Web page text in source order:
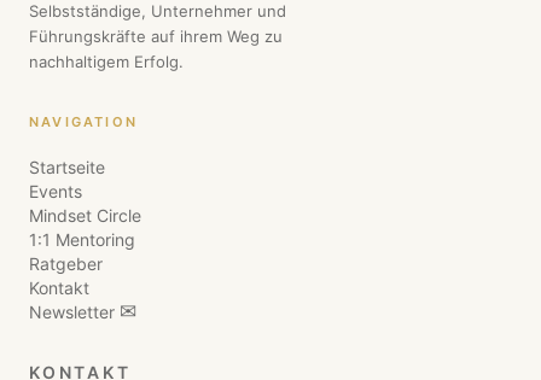
Selbstständige, Unternehmer und
Führungskräfte auf ihrem Weg zu
nachhaltigem Erfolg.
NAVIGATION
Startseite
Events
Mindset Circle
1:1 Mentoring
Ratgeber
Kontakt
Newsletter ✉
KONTAKT